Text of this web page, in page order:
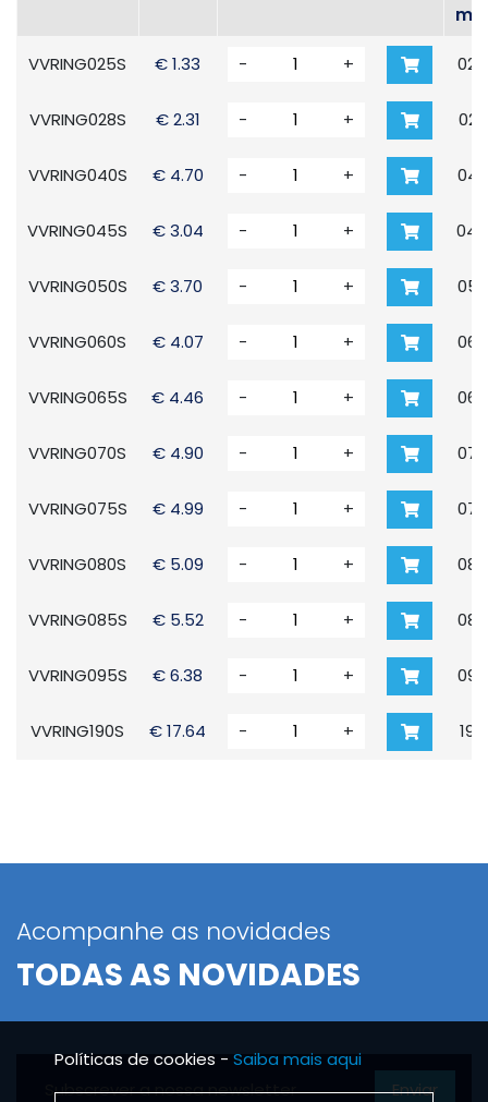
VVRING025S € 1.33 - + 025
VVRING028S € 2.31 - + 028
VVRING040S € 4.70 - + 040
VVRING045S € 3.04 - + 045
VVRING050S € 3.70 - + 050
VVRING060S € 4.07 - + 060
VVRING065S € 4.46 - + 065
VVRING070S € 4.90 - + 070
VVRING075S € 4.99 - + 075
VVRING080S € 5.09 - + 080
VVRING085S € 5.52 - + 085
VVRING095S € 6.38 - + 090
VVRING190S € 17.64 - + 190
Acompanhe as novidades
TODAS AS NOVIDADES
Enviar
Políticas de cookies - Saiba mais aqui